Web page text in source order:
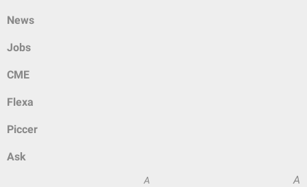
News
Jobs
CME
Flexa
Piccer
Ask
A A